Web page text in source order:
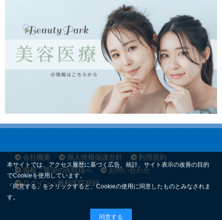
会社概要 個人情報保護方針
利用規約
掲載ご希望の医院様へ
お問い合わせ
ログイン・無料医院登録
本サイトでは、アクセス履歴に基づく広告、統計、サイト表示の改善の目的
でCookieを使用しています。
「同意する」をクリックすると、Cookieの使用に同意したものとみなされま
す。
同意する